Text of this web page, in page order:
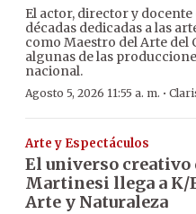
El actor, director y docente
décadas dedicadas a las
como Maestro del Arte del
algunas de las
nacional.
Agosto 5, 2026 11:55 a. m. ·
Arte y Espectáculos
El universo creativo
Martinesi llega a K/
Arte y Naturaleza